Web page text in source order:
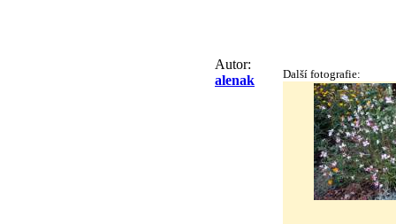
Autor:
alenak
Další fotografie: